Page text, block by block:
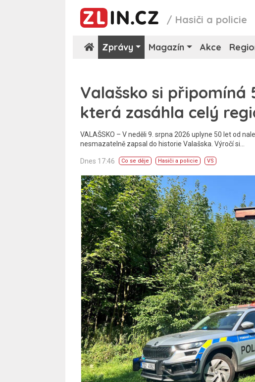
/ Hasiči a policie
Zprávy Magazín Akce
Valašsko si připomíná
která zasáhla celý
VALAŠSKO – V neděli 9. srpna 2026 uplyne 50 let od
nesmazatelně zapsal do historie Valašska. Výročí si…
Dnes 17:46 Co se děje Hasiči a policie VS